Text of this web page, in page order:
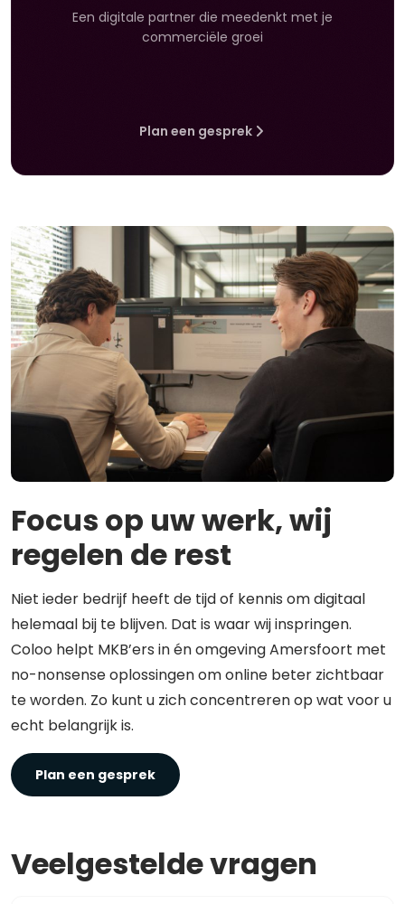
Een digitale partner die meedenkt met je
commerciële groei
Plan een gesprek
Focus op uw werk, wij
regelen de rest
Niet ieder bedrijf heeft de tijd of kennis om digitaal
helemaal bij te blijven. Dat is waar wij inspringen.
Coloo helpt MKB’ers in én omgeving Amersfoort met
no-nonsense oplossingen om online beter zichtbaar
te worden. Zo kunt u zich concentreren op wat voor u
echt belangrijk is.
Plan een gesprek
Veelgestelde vragen